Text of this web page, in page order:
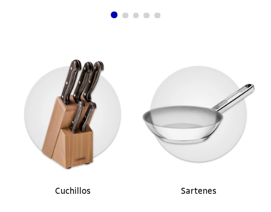
Zaranda con Agujeros de 3 mm Tramontina
para Triturador TRE30
$ 53.900
en hasta cuotas 900sin interés